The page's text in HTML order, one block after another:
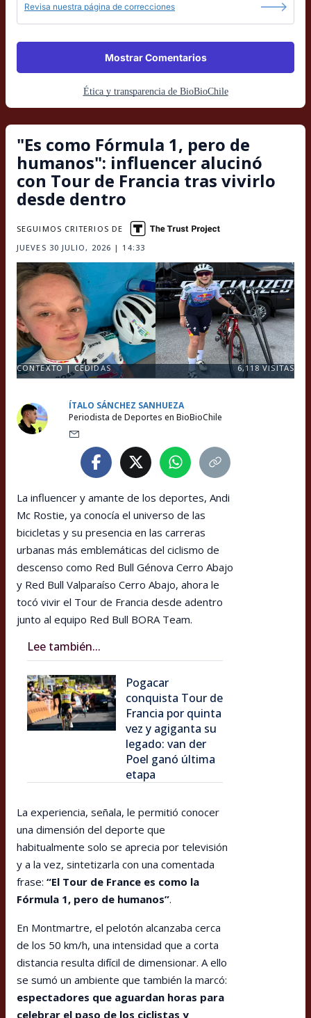
Revisa nuestra página de correcciones
Mostrar Comentarios
Ética y transparencia de BioBioChile
"Es como Fórmula 1, pero de
humanos": influencer alucinó
con Tour de Francia tras vivirlo
desde dentro
JUEVES 30 JULIO, 2026 | 14:33
SEGUIMOS CRITERIOS DE
CONTEXTO | CEDIDAS 6,118VISITAS
ÍTALO SÁNCHEZ SANHUEZA
Periodista de Deportes en BioBioChile
La influencer y amante de los deportes, Andi
Mc Rostie, ya conocía el universo de las
bicicletas y su presencia en las carreras
urbanas más emblemáticas del ciclismo de
descenso como Red Bull Génova Cerro Abajo
y Red Bull Valparaíso Cerro Abajo, ahora le
tocó vivir el Tour de Francia desde adentro
junto al equipo Red Bull BORA Team.
Lee también...
Pogacar
conquista Tour de
Francia por quinta
vez y agiganta su
legado: van der
Poel ganó última
etapa
La experiencia, señala, le permitió conocer
una dimensión del deporte que
habitualmente solo se aprecia por televisión
y a la vez, sintetizarla con una comentada
frase: “El Tour de France es como la
Fórmula 1, pero de humanos”.
En Montmartre, el pelotón alcanzaba cerca
de los 50 km/h, una intensidad que a corta
distancia resulta difícil de dimensionar. A ello
se sumó un ambiente que también la marcó:
espectadores que aguardan horas para
celebrar el paso de los ciclistas y